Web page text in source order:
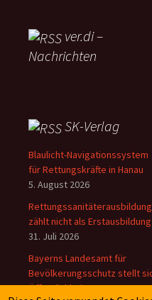
ver.di –
Nachrichten
SK-Verlag
Blaulicht-Navigationssystem
für Rettungskräfte in Hanau
5. August 2026
Rettungssanitäterausbildung
zählt nicht als Erstausbildung
31. Juli 2026
Bayerns Landesamt für
Bevölkerungsschutz stellt
Öffentlichkeit vor